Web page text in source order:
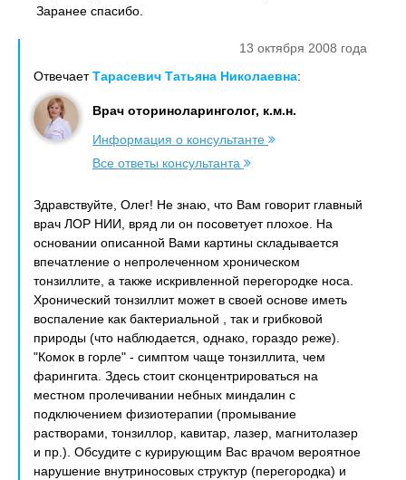
Заранее спасибо.
13 октября 2008 года
ОтвечаетТарасевич Татьяна Николаевна:
Врач оториноларинголог, к.м.н.
Информация о консультанте
Все ответы консультанта
Здравствуйте, Олег! Не знаю, что Вам говорит главный
врач ЛОР НИИ, вряд ли он посоветует плохое. На
основании описанной Вами картины складывается
впечатление о непролеченном хроническом
тонзиллите, а также искривленной перегородке носа.
Хронический тонзиллит может в своей основе иметь
воспаление как бактериальной , так и грибковой
природы (что наблюдается, однако, гораздо реже).
"Комок в горле" - симптом чаще тонзиллита, чем
фарингита. Здесь стоит сконцентрироваться на
местном пролечивании небных миндалин с
подключением физиотерапии (промывание
растворами, тонзиллор, кавитар, лазер, магнитолазер
и пр.). Обсудите с курирующим Вас врачом вероятное
нарушение внутриносовых структур (перегородка) и